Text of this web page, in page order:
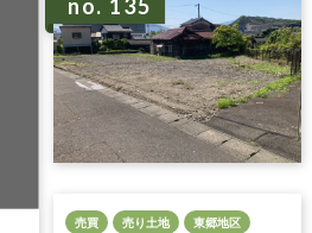
no. 135
売買 売り土地 東郷地区